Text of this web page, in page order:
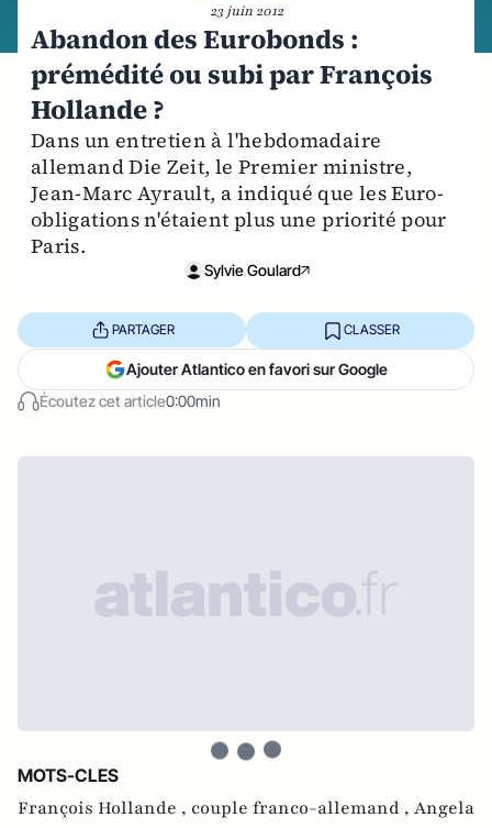
23 juin 2012
Abandon des Eurobonds :
prémédité ou subi par François
Hollande ?
Dans un entretien à l'hebdomadaire
allemand Die Zeit, le Premier ministre,
Jean-Marc Ayrault, a indiqué que les Euro-
obligations n'étaient plus une priorité pour
Paris.
Sylvie Goulard
Écoutez cet article0:00min
PARTAGER CLASSER
Ajouter Atlantico en favori sur Google
MOTS-CLES
François Hollande , couple franco-allemand , Angela